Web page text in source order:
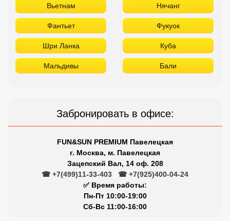
Вьетнам Нячанг
Фантьет Фукуок
Шри Ланка Куба
Мальдивы Бали
Забронировать в офисе:
FUN&SUN PREMIUM Павелецкая
г. Москва, м. Павелецкая
Зацепский Вал, 14 оф. 208
☎ +7(499)11-33-403
☎ +7(925)400-04-24
✅ Время работы:
Пн-Пт 10:00-19:00
Сб-Вс 11:00-16:00